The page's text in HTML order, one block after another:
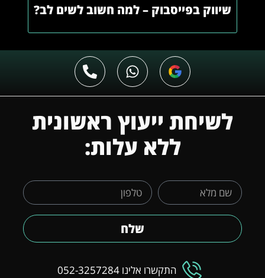
שיווק בפייסבוק – למה חשוב לשים לב?
לשיחת ייעוץ ראשונית
ללא עלות:
שלח
התקשרו אלינו 052-3257284